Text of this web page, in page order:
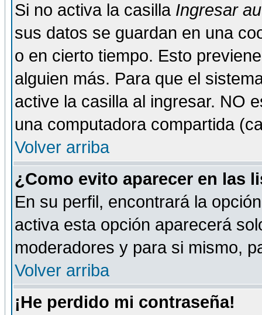
Si no activa la casilla Ingresar
sus datos se guardan en una
o en cierto tiempo. Esto
alguien más. Para que el
active la casilla al ingresar. NO
una computadora compartida
Volver arriba
¿Como evito aparecer en las
En su perfil, encontrará la
activa esta opción aparecerá
moderadores y para si mismo,
Volver arriba
¡He perdido mi contraseña!